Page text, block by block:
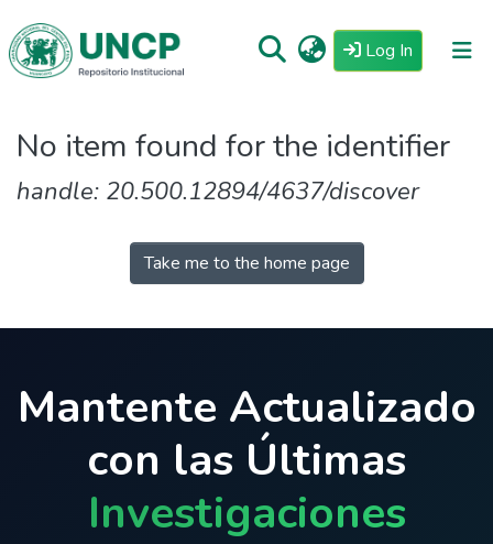
Log In (current)
Repositorio
Estadisticas
No item found for the identifier
handle: 20.500.12894/4637/discover
Take me to the home page
Mantente Actualizado
con las Últimas
Investigaciones